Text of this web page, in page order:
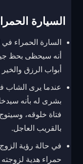
السيارة
السارة الحمراء
أنه سيحظى بحظ
أبواب الرزق
عندما يرى الشاب
بشرى له بأنه
فتاة خلوقه، وسيتوج
بالقريب العاجل.
في حالة رؤية
حمراء هدية